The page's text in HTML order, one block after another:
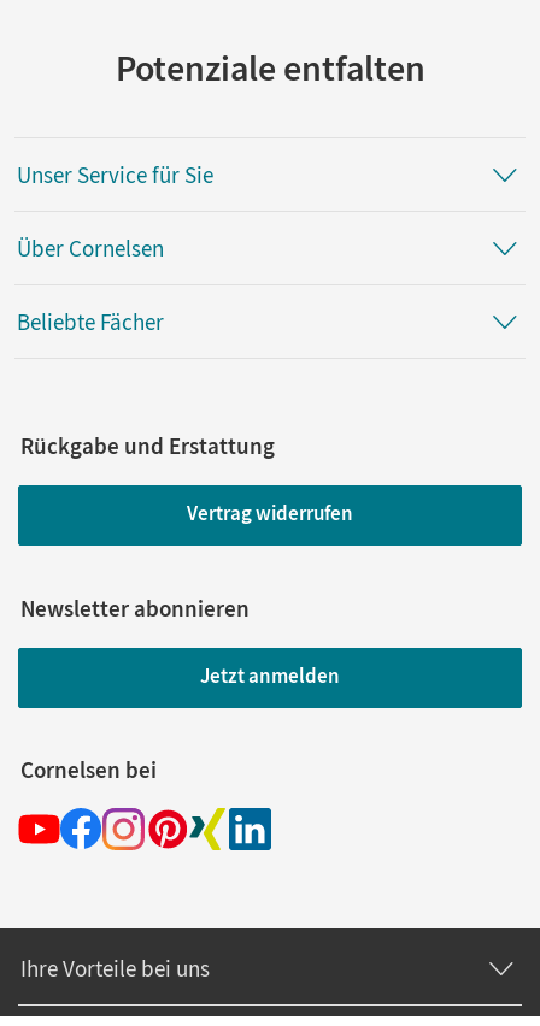
Potenziale entfalten
Unser Service für Sie
Über Cornelsen
Beliebte Fächer
Rückgabe und Erstattung
Vertrag widerrufen
Newsletter abonnieren
Jetzt anmelden
Cornelsen bei
Ihre Vorteile bei uns